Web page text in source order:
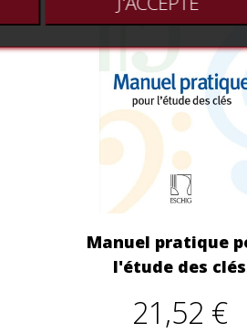
Manuel pratique
l'étude des clés
21,52 €